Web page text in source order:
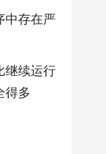
中存在严
继续运行
得多